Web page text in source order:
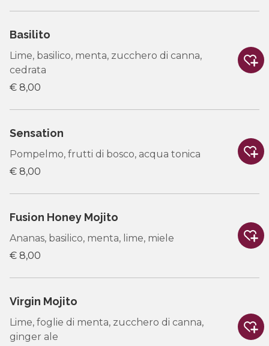
Basilito
Lime, basilico, menta, zucchero di canna,
cedrata
€ 8,00
Sensation
Pompelmo, frutti di bosco, acqua tonica
€ 8,00
Fusion Honey Mojito
Ananas, basilico, menta, lime, miele
€ 8,00
Virgin Mojito
Lime, foglie di menta, zucchero di canna,
ginger ale